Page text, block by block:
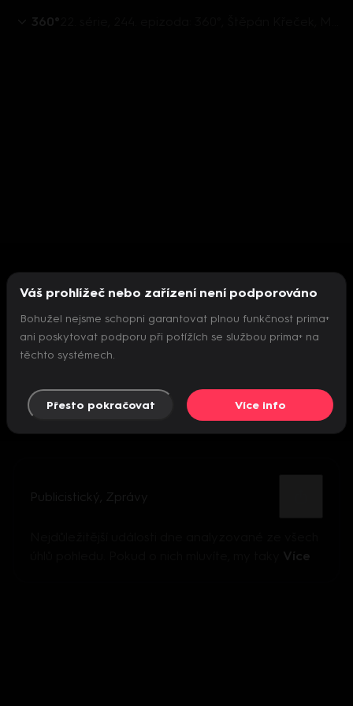
360°
Nepodařilo se inicializovat přehrávač
Publicistický Zprávy
Více
Váš prohlížeč nebo zařízení není podporováno
Bohužel nejsme schopni garantovat plnou funkčnost prima+
ani poskytovat podporu při potížích se službou prima+ na
těchto systémech.
Přesto pokračovat Více info